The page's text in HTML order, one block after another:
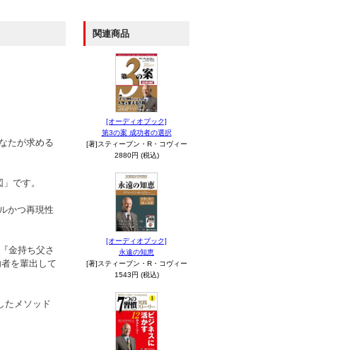
たが求める
です。
かつ再現性
金持ち父さ
を輩出して
たメソッド
関連商品
[オーディオブック]
第3の案 成功者の選択
[著]スティーブン・R・コヴィー
2880円 (税込)
[オーディオブック]
永遠の知恵
[著]スティーブン・R・コヴィー
1543円 (税込)